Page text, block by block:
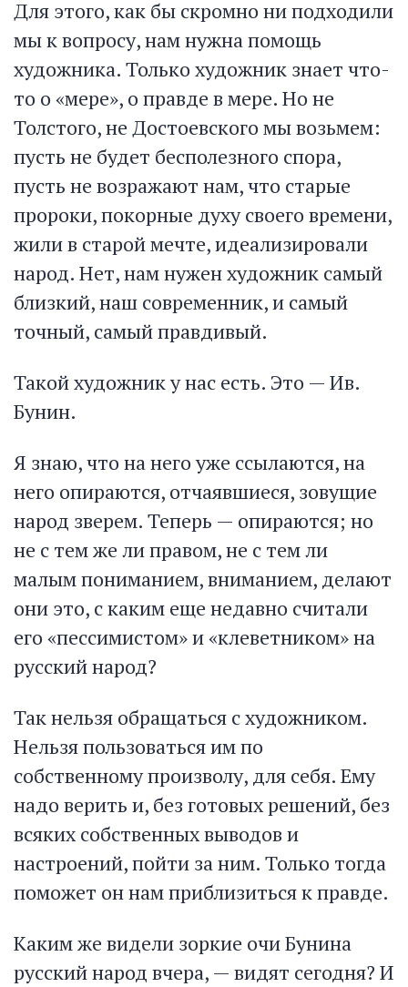
Для этого, как бы скромно ни подходили
мы к вопросу, нам нужна помощь
художника. Только художник знает что-
то о «мере», о правде в мере. Но не
Толстого, не Достоевского мы возьмем:
пусть не будет бесполезного спора,
пусть не возражают нам, что старые
пророки, покорные духу своего времени,
жили в старой мечте, идеализировали
народ. Нет, нам нужен художник самый
близкий, наш современник, и самый
точный, самый правдивый.
Такой художник у нас есть. Это — Ив.
Бунин.
Я знаю, что на него уже ссылаются, на
него опираются, отчаявшиеся, зовущие
народ зверем. Теперь — опираются; но
не с тем же ли правом, не с тем ли
малым пониманием, вниманием, делают
они это, с каким еще недавно считали
его «пессимистом» и «клеветником» на
русский народ?
Так нельзя обращаться с художником.
Нельзя пользоваться им по
собственному произволу, для себя. Ему
надо верить и, без готовых решений, без
всяких собственных выводов и
настроений, пойти за ним. Только тогда
поможет он нам приблизиться к правде.
Каким же видели зоркие очи Бунина
русский народ вчера, — видят сегодня? И